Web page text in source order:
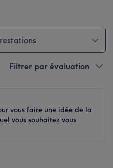
Filtrer par évaluation
vous faire une idée de la
vous souhaitez vous